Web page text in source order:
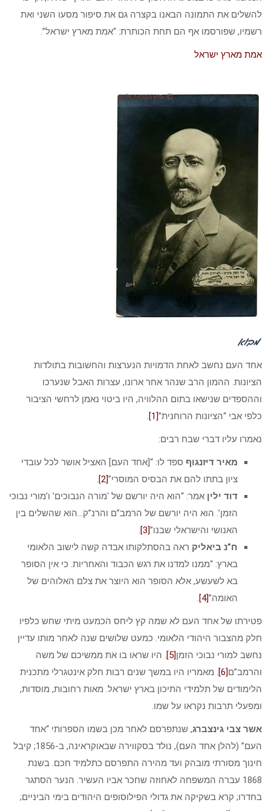
להשלים את התמונה הבאנו בקצרה גם את סיפור מסעו השני ואת
רשמיו, שפורסמו אף הם תחת הכותרת: “אמת מארץ ישראל”.
אמת מארץ ישראל
מבוא
אחד העם נחשב לאחת הדמויות הנערצות והחשובות בתולדות
הציונות. ההמון הרב שנהר אחר ארונו, עצרות האבל שנערכו
וההספדים שנישאו בתום ההלוויה, היו ביטוי נאמן לרחשי הציבור
כלפי אבי “הציונות הרוחנית”[1]
.
נאמרו עליו דברי שבח רבים:
מאיר דיזנגוף ספד לו: “[אחד העם] האציל אושר לכל עובדי
ציון בתתו להם את הבסיס המוסרי”[2]
.
דוד ילין אמר: “הוא היה יורשם של ‘מורה הנבוכים’ ו’מורי נבוכי
הזמן’. הוא היה יורשם של הרמב”ם והרנ”ק…הוא שהשלים בין
האנושי והישראלי שבנו”[3]
.
ח”נ ביאליק ראה בהסתלקותו אבדה קשה לישוב הלאומי
בארץ: “ממנו למדנו את רגש הכבוד והאחריות. כי אין הסופר
בא לשעשע, אלא הסופר הוא היוצר את צלם האלוהים של
האומה”[4]
.
פטירתו של אחד העם לא שמה קץ ליחס הכמעט מיתי שחש כלפיו
חלק מהצבור היהודי הלאומי. כמעט שלושים שנה לאחר מותו עדיין
נחשב למורי נבוכי הזמן[5]
. היו שראו בו את ממשיכם של משה
והרמב”ם[6]
. מאמריו היו במשך שנים רבות חלק אינטגרלי מתכנית
הלימודים של תלמידי התיכון בארץ ישראל. מאות רחובות, מוסדות,
ומפעלי תרבות נקראו על שמו.
אשר צבי גינצברג, שנתפרסם לאחר מכן בשמו הספרותי “אחד
העם” (להלן אחד העם), נולד בסקווירה שבאוקראינה, ב-1856; קיבל
חינוך מסורתי מובהק ועד מהירה התפרסם כתלמיד חכם. בשנת
1868 עברה המשפחה לאחוזה שחכר אביו העשיר. הנער הסתגר
בחדרו; קרא בשקיקה את גדולי הפילוסופים היהודים בימי הביניים;